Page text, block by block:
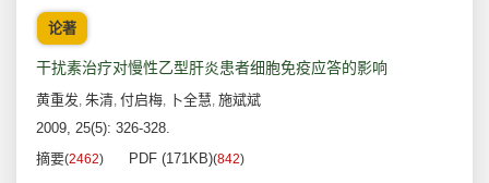
论著
干扰素治疗对慢性乙型肝炎患者细胞免疫应答的影响
黄重发, 朱清, 付启梅, 卜全慧, 施斌斌
2009, 25(5): 326-328.
摘要(2462) PDF (171KB)(842)